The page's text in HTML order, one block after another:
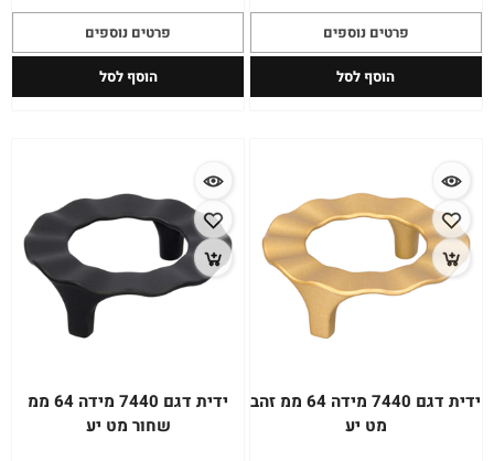
פרטים נוספים
הוסף לסל
פרטים נוספים
הוסף לסל
ידית דגם 7440 מידה 64 ממ זהב
מט יע
ידית דגם 7440 מידה 64 ממ
שחור מט יע